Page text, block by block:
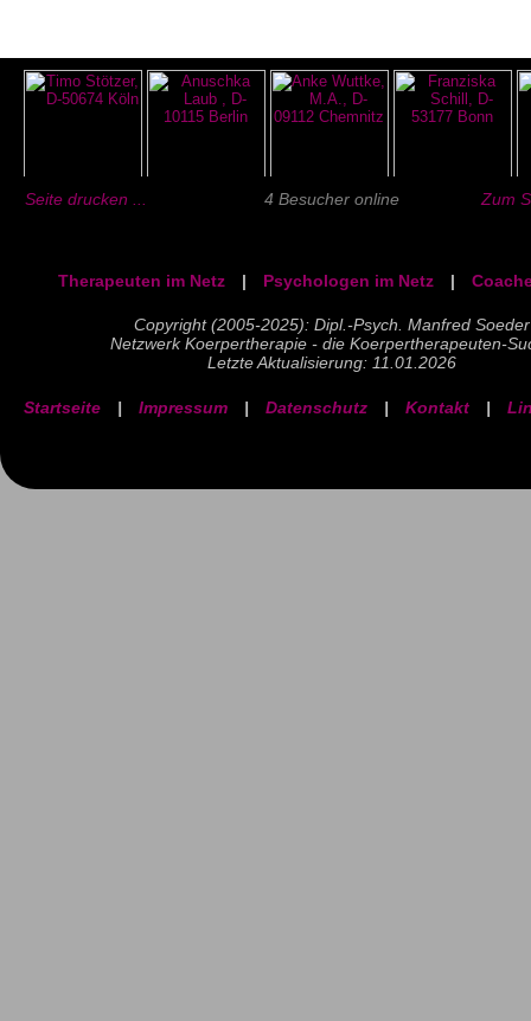
Seite drucken ... 4 Besucher online Zum
Therapeuten im Netz | Psychologen im Netz |
Copyright (2005-2025): Dipl.-Psych. Manfred Soeder
Netzwerk Koerpertherapie - die Koerpertherapeuten-
Letzte Aktualisierung: 11.01.2026
Startseite | Impressum | Datenschutz | Kontakt |